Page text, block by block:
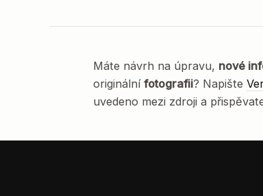
Máte návrh na úpravu, nové
originální fotografii? Napište
uvedeno mezi zdroji a